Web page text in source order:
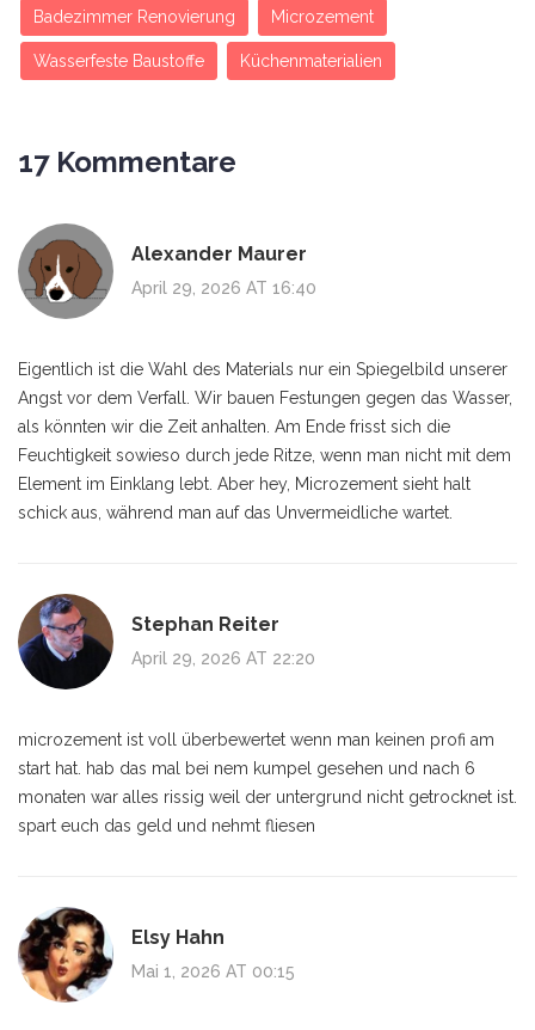
Badezimmer Renovierung Microzement
Wasserfeste Baustoffe Küchenmaterialien
17 Kommentare
Alexander Maurer
April 29, 2026 AT 16:40
Eigentlich ist die Wahl des Materials nur ein Spiegelbild unserer
Angst vor dem Verfall. Wir bauen Festungen gegen das Wasser,
als könnten wir die Zeit anhalten. Am Ende frisst sich die
Feuchtigkeit sowieso durch jede Ritze, wenn man nicht mit dem
Element im Einklang lebt. Aber hey, Microzement sieht halt
schick aus, während man auf das Unvermeidliche wartet.
Stephan Reiter
April 29, 2026 AT 22:20
microzement ist voll überbewertet wenn man keinen profi am
start hat. hab das mal bei nem kumpel gesehen und nach 6
monaten war alles rissig weil der untergrund nicht getrocknet ist.
spart euch das geld und nehmt fliesen
Elsy Hahn
Mai 1, 2026 AT 00:15